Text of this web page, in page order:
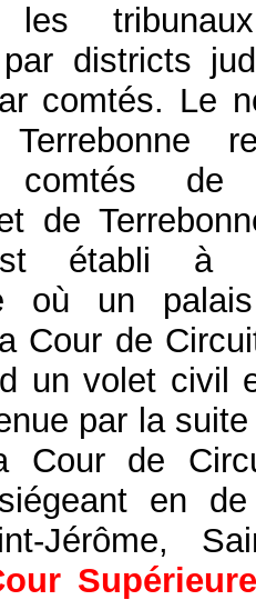
districts
comtés. Le
de
de
établi à
où un
Cour de
un volet civil
par la
Cour de
en
Jérôme,
Supérieure